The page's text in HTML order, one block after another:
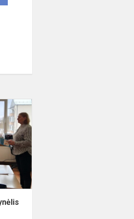
Sveikos
žodynėlis